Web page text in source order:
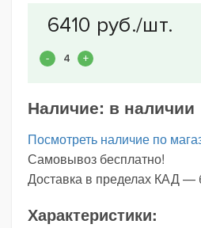
Наличие: в наличии
Посмотреть наличие по
Самовывоз бесплатно!
Доставка в пределах КАД —
Характеристики: